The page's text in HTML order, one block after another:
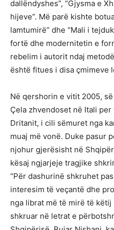
dallëndyshes”, “Gjysma e
hijeve”. Më parë kishte
lamtumirë” dhe “Mali i
fortë dhe modernitetin e
rebelim i autorit ndaj
është fitues i disa çmimeve
Në qershorin e vitit 2005,
Çela zhvendoset në Itali
Dritanit, i cili sëmuret nga
muaj më vonë. Duke pasur
njohur gjerësisht në
kësaj ngjarjeje tragjike
“Për dashurinë shkruhet
interesim të veçantë dhe
nga librat më të mirë të
shkruar në letrat e